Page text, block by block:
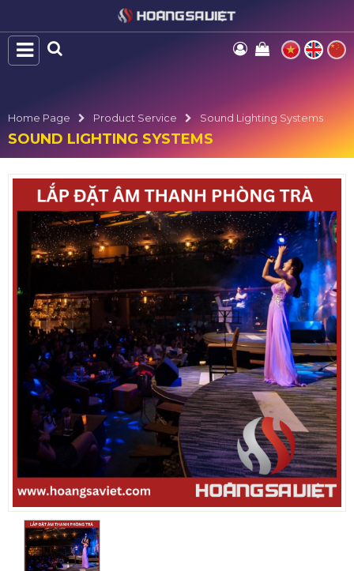
Home Page Product Service Sound Lighting Systems
SOUND LIGHTING SYSTEMS